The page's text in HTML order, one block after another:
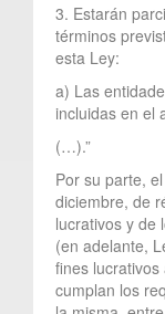
3. Estarán
términos
esta Ley:
a) Las
incluidas en el
(…).”
Por su parte,
diciembre, de
lucrativos y de
(en adelante,
fines
cumplan los